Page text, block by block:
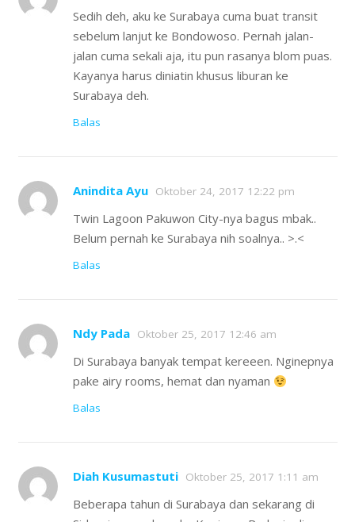
Sedih deh, aku ke Surabaya cuma buat transit
sebelum lanjut ke Bondowoso. Pernah jalan-
jalan cuma sekali aja, itu pun rasanya blom puas.
Kayanya harus diniatin khusus liburan ke
Surabaya deh.
Balas
Anindita Ayu Oktober 24, 2017 12:22 pm
Twin Lagoon Pakuwon City-nya bagus mbak..
Belum pernah ke Surabaya nih soalnya.. >.<
Balas
Ndy Pada Oktober 25, 2017 12:46 am
Di Surabaya banyak tempat kereeen. Nginepnya
pake airy rooms, hemat dan nyaman
Balas
Diah Kusumastuti Oktober 25, 2017 1:11 am
Beberapa tahun di Surabaya dan sekarang di